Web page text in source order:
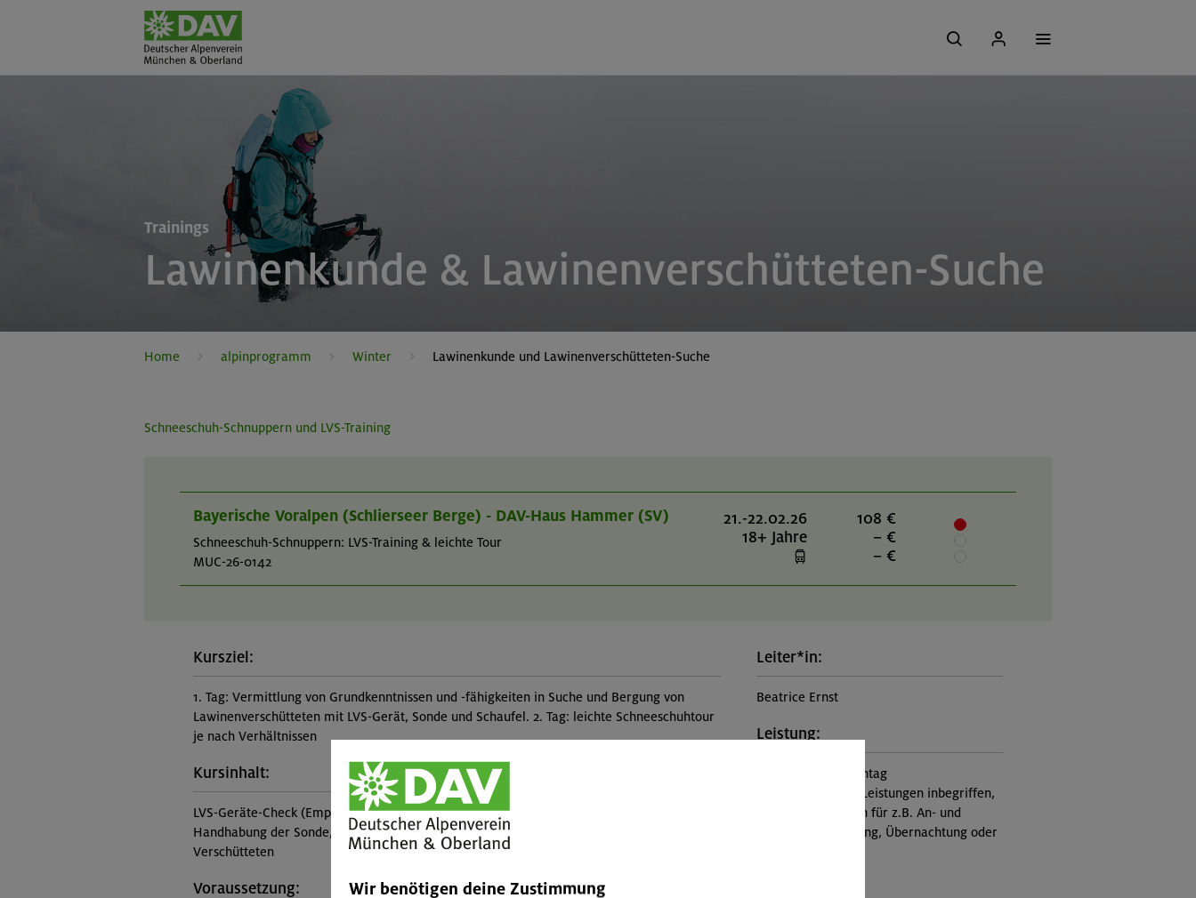
Lawinenkunde & Lawinenverschütteten-Suche
Trainings
Home alpinprogramm Winter Lawinenkunde und Lawinenverschütteten-Suche
Schneeschuh-Schnuppern und LVS-Training
Bayerische Voralpen (Schlierseer Berge) - DAV-Haus Hammer (SV)
Schneeschuh-Schnuppern: LVS-Training & leichte Tour
MUC-26-0142
21.-22.02.26
18+ Jahre
108 €
– €
– €
Kursziel:
1. Tag: Vermittlung von Grundkenntnissen und -fähigkeiten in Suche und Bergung von
Lawinenverschütteten mit LVS-Gerät, Sonde und Schaufel. 2. Tag: leichte Schneeschuhtour
je nach Verhältnissen
Kursinhalt:
LVS-Geräte-Check (Empfangs- und Sendekontrolle), Funktionsweise des LVS-Geräts,
Handhabung der Sonde, Grobsuche, Feinsuche, Punktortung, Freischaufeln des
Verschütteten
Voraussetzung:
Leiter*in:
Beatrice Ernst
Leistung:
Kursleitung, Tourentag
(Falls nicht in den Leistungen inbegriffen,
fallen Zusatzkosten für z.B. An- und
Abreise, Verpflegung, Übernachtung oder
Wir benötigen deine Zustimmung